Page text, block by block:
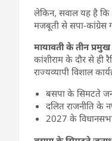
लेकिन, सवाल यह है कि
मजबूती से सपा-कांग्रेस
मायावती के तीन
कांशीराम के दौर से ही
राज्यव्यापी विशाल
बसपा के सिमटते
दलित राजनीति के
2027 के